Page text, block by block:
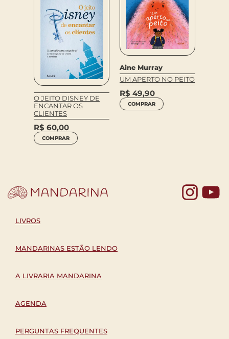
O JEITO DISNEY DE
ENCANTAR OS
CLIENTES
R$ 60,00
COMPRAR
Aine Murray
UM APERTO NO PEITO
R$ 49,90
COMPRAR
LIVROS
MANDARINAS ESTÃO LENDO
A LIVRARIA MANDARINA
AGENDA
PERGUNTAS FREQUENTES